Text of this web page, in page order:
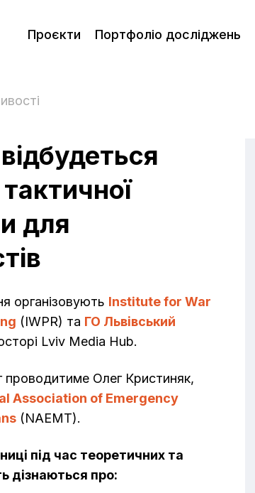
Проєкти Портфоліо досліджень
для
організовують Institute for War
(IWPR) та ГО Львівський
Lviv Media Hub.
проводитиме Олег Кристиняк,
Association of Emergency
(NAEMT).
під час теоретичних та
дізнаються про: